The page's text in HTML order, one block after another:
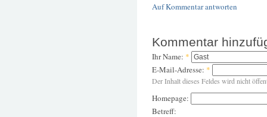
Auf Kommentar antworten
Kommentar
Ihr Name: *
E-Mail-Adresse: *
Der Inhalt dieses Feldes wird nicht
Homepage:
Betreff: